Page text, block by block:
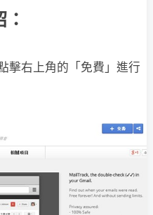
擊右上角的「免費」進行